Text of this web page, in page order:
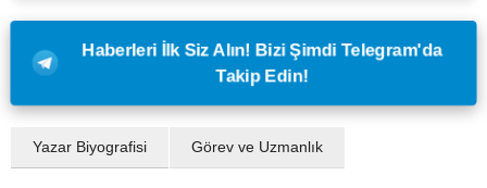
Haberleri İlk Siz Alın! Bizi Şimdi Telegram'da
Takip Edin!
Yazar Biyografisi Görev ve Uzmanlık